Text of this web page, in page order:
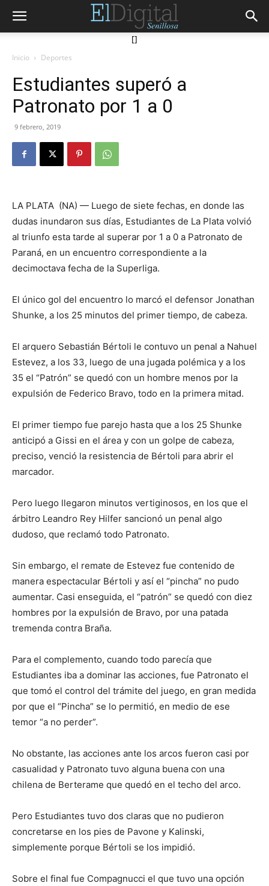
[]
Inicio Deportes
Estudiantes superó a
Patronato por 1 a 0
9 febrero, 2019
LA PLATA (NA) — Luego de siete fechas, en donde las
dudas inundaron sus días, Estudiantes de La Plata volvió
al triunfo esta tarde al superar por 1 a 0 a Patronato de
Paraná, en un encuentro correspondiente a la
decimoctava fecha de la Superliga.
El único gol del encuentro lo marcó el defensor Jonathan
Shunke, a los 25 minutos del primer tiempo, de cabeza.
El arquero Sebastián Bértoli le contuvo un penal a Nahuel
Estevez, a los 33, luego de una jugada polémica y a los
35 el “Patrón” se quedó con un hombre menos por la
expulsión de Federico Bravo, todo en la primera mitad.
El primer tiempo fue parejo hasta que a los 25 Shunke
anticipó a Gissi en el área y con un golpe de cabeza,
preciso, venció la resistencia de Bértoli para abrir el
marcador.
Pero luego llegaron minutos vertiginosos, en los que el
árbitro Leandro Rey Hilfer sancionó un penal algo
dudoso, que reclamó todo Patronato.
Sin embargo, el remate de Estevez fue contenido de
manera espectacular Bértoli y así el “pincha” no pudo
aumentar. Casi enseguida, el “patrón” se quedó con diez
hombres por la expulsión de Bravo, por una patada
tremenda contra Braña.
Para el complemento, cuando todo parecía que
Estudiantes iba a dominar las acciones, fue Patronato el
que tomó el control del trámite del juego, en gran medida
por que el “Pincha” se lo permitió, en medio de ese
temor “a no perder”.
No obstante, las acciones ante los arcos fueron casi por
casualidad y Patronato tuvo alguna buena con una
chilena de Berterame que quedó en el techo del arco.
Pero Estudiantes tuvo dos claras que no pudieron
concretarse en los pies de Pavone y Kalinski,
simplemente porque Bértoli se los impidió.
Sobre el final fue Compagnucci el que tuvo una opción